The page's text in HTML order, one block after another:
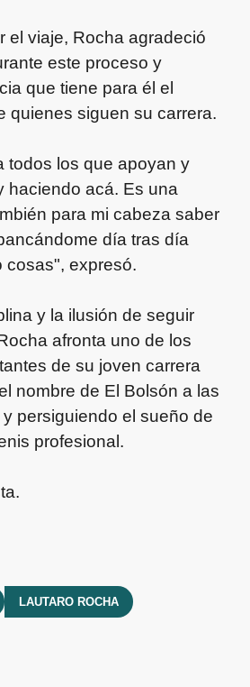
el viaje, Rocha agradeció
este proceso y
que tiene para él el
quienes siguen su carrera.
todos los que apoyan y
haciendo acá. Es una
para mi cabeza saber
día tras día
cosas", expresó.
y la ilusión de seguir
afronta uno de los
de su joven carrera
nombre de El Bolsón a las
persiguiendo el sueño de
profesional.
LAUTARO ROCHA